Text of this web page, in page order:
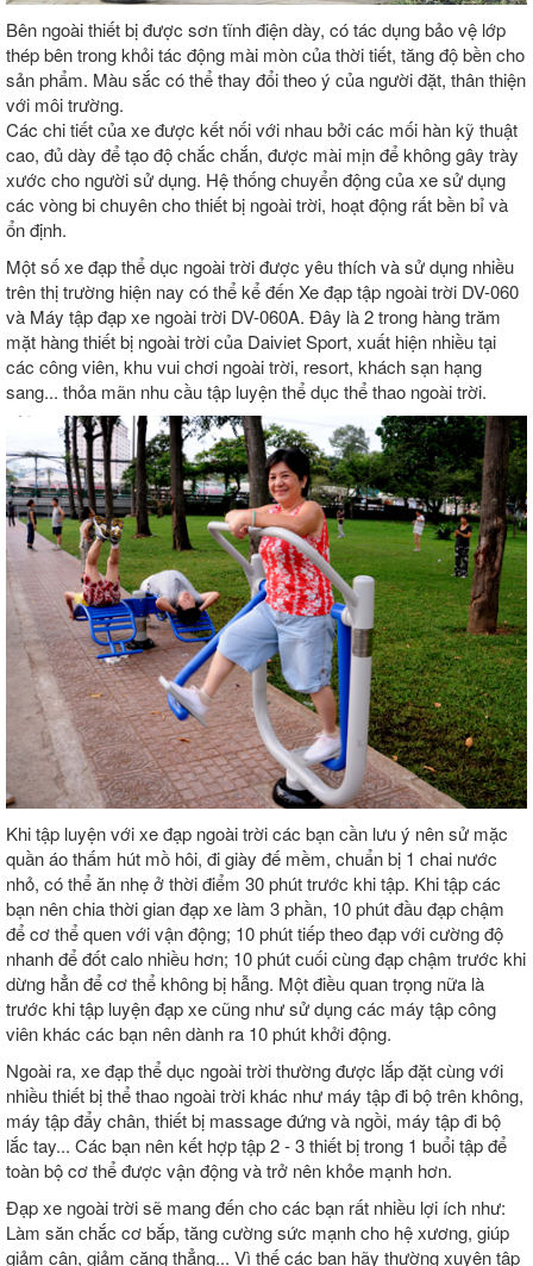
Bên ngoài thiết bị được sơn tĩnh điện dày, có tác dụng bảo vệ lớp
thép bên trong khỏi tác động mài mòn của thời tiết, tăng độ bền cho
sản phẩm. Màu sắc có thể thay đổi theo ý của người đặt, thân thiện
với môi trường.
Các chi tiết của xe được kết nối với nhau bởi các mối hàn kỹ thuật
cao, đủ dày để tạo độ chắc chắn, được mài mịn để không gây trày
xước cho người sử dụng. Hệ thống chuyển động của xe sử dụng
các vòng bi chuyên cho thiết bị ngoài trời, hoạt động rất bền bỉ và
ổn định.
Một số xe đạp thể dục ngoài trời được yêu thích và sử dụng nhiều
trên thị trường hiện nay có thể kể đến Xe đạp tập ngoài trời DV-060
và Máy tập đạp xe ngoài trời DV-060A. Đây là 2 trong hàng trăm
mặt hàng thiết bị ngoài trời của Daiviet Sport, xuất hiện nhiều tại
các công viên, khu vui chơi ngoài trời, resort, khách sạn hạng
sang... thỏa mãn nhu cầu tập luyện thể dục thể thao ngoài trời.
Khi tập luyện với xe đạp ngoài trời các bạn cần lưu ý nên sử mặc
quần áo thấm hút mồ hôi, đi giày đế mềm, chuẩn bị 1 chai nước
nhỏ, có thể ăn nhẹ ở thời điểm 30 phút trước khi tập. Khi tập các
bạn nên chia thời gian đạp xe làm 3 phần, 10 phút đầu đạp chậm
để cơ thể quen với vận động; 10 phút tiếp theo đạp với cường độ
nhanh để đốt calo nhiều hơn; 10 phút cuối cùng đạp chậm trước khi
dừng hẳn để cơ thể không bị hẫng. Một điều quan trọng nữa là
trước khi tập luyện đạp xe cũng như sử dụng các máy tập công
viên khác các bạn nên dành ra 10 phút khởi động.
Ngoài ra, xe đạp thể dục ngoài trời thường được lắp đặt cùng với
nhiều thiết bị thể thao ngoài trời khác như máy tập đi bộ trên không,
máy tập đẩy chân, thiết bị massage đứng và ngồi, máy tập đi bộ
lắc tay... Các bạn nên kết hợp tập 2 - 3 thiết bị trong 1 buổi tập để
toàn bộ cơ thể được vận động và trở nên khỏe mạnh hơn.
Đạp xe ngoài trời sẽ mang đến cho các bạn rất nhiều lợi ích như:
Làm săn chắc cơ bắp, tăng cường sức mạnh cho hệ xương, giúp
giảm cân, giảm căng thẳng... Vì thế các bạn hãy thường xuyên tập